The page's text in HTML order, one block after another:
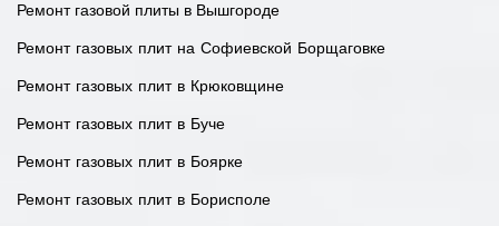
Ремонт газовой плиты в Вышгороде
Ремонт газовых плит на Софиевской Борщаговке
Ремонт газовых плит в Крюковщине
Ремонт газовых плит в Буче
Ремонт газовых плит в Боярке
Ремонт газовых плит в Борисполе